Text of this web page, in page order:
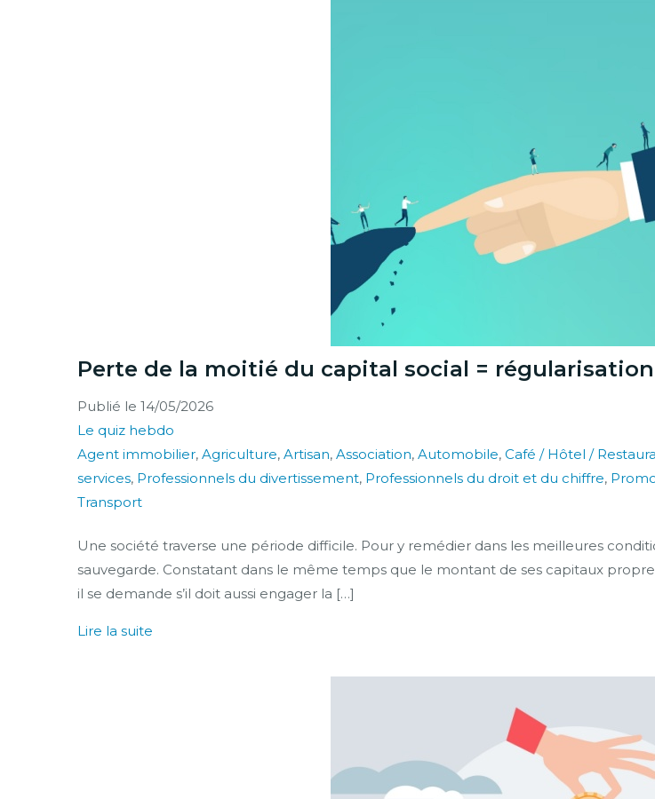
Perte de la moitié du capital social =
Publié le 14/05/2026
Le quiz hebdo
Agent immobilier, Agriculture, Artisan, Association, Automobile, Café / Hôtel /
services, Professionnels du divertissement, Professionnels du droit et du chiffre,
Transport
Une société traverse une période difficile. Pour y remédier dans les meilleures
sauvegarde. Constatant dans le même temps que le montant de ses capitaux
il se demande s’il doit aussi engager la […]
Lire la suite